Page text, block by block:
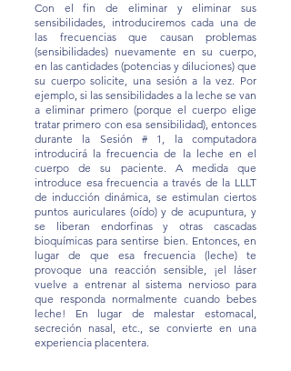
Con el fin de eliminar y eliminar sus
sensibilidades, introduciremos cada una de
las frecuencias que causan problemas
(sensibilidades) nuevamente en su cuerpo,
en las cantidades (potencias y diluciones) que
su cuerpo solicite, una sesión a la vez. Por
ejemplo, si las sensibilidades a la leche se van
a eliminar primero (porque el cuerpo elige
tratar primero con esa sensibilidad), entonces
durante la Sesión # 1, la computadora
introducirá la frecuencia de la leche en el
cuerpo de su paciente. A medida que
introduce esa frecuencia a través de la LLLT
de inducción dinámica, se estimulan ciertos
puntos auriculares (oído) y de acupuntura, y
se liberan endorfinas y otras cascadas
bioquímicas para sentirse bien. Entonces, en
lugar de que esa frecuencia (leche) te
provoque una reacción sensible, ¡el láser
vuelve a entrenar al sistema nervioso para
que responda normalmente cuando bebes
leche! En lugar de malestar estomacal,
secreción nasal, etc., se convierte en una
experiencia placentera.